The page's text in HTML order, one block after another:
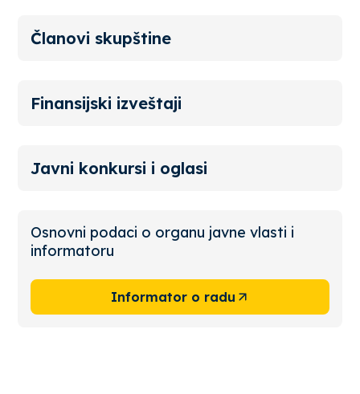
Članovi skupštine
Finansijski izveštaji
Javni konkursi i oglasi
Osnovni podaci o organu javne vlasti i
informatoru
Informator o radu